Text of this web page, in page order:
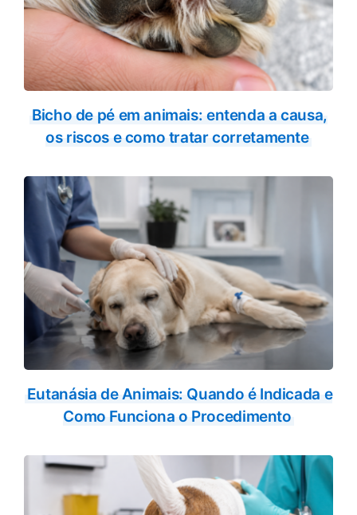
Bicho de pé em animais: entenda a causa,
os riscos e como tratar corretamente
Eutanásia de Animais: Quando é Indicada e
Como Funciona o Procedimento